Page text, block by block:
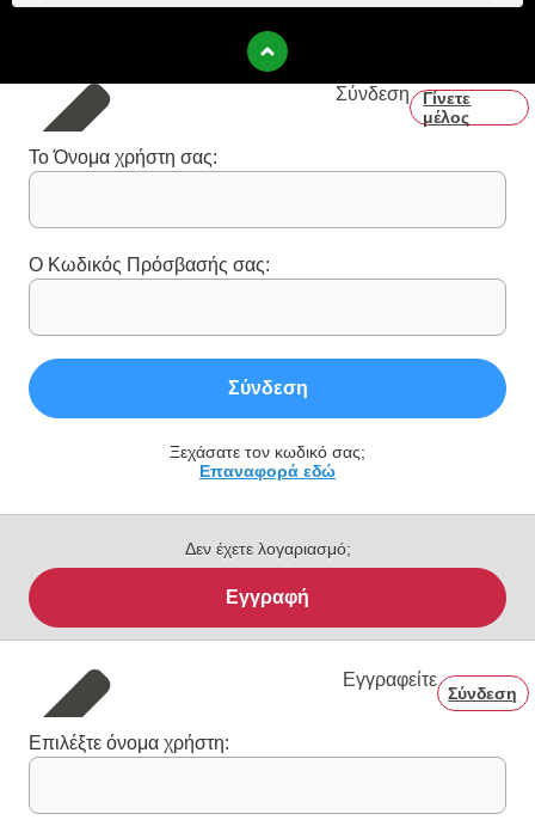
Σύνδεση
Γίνετε
μέλος
Το Όνομα χρήστη σας:
Ο Κωδικός Πρόσβασής σας:
Σύνδεση
Ξεχάσατε τον κωδικό σας;
Επαναφορά εδώ
Δεν έχετε λογαριασμό;
Εγγραφή
Εγγραφείτε
Σύνδεση
Επιλέξτε όνομα χρήστη: